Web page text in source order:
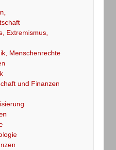
Extremismus,
Menschenrechte
und Finanzen